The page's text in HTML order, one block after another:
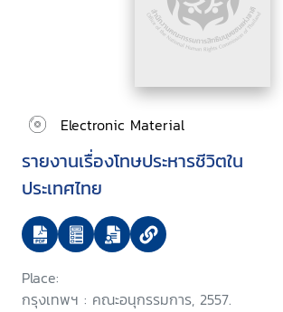
Electronic Material
รายงานเรื่องโทษประหารชีวิตใน
ประเทศไทย
Place:
กรุงเทพฯ : คณะอนุกรรมการ, 2557.